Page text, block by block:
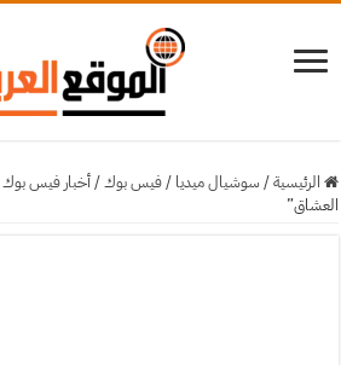
الرئيسية/ سوشيال ميديا /فيس بوك/أخبار فيس بوك
العشاق”